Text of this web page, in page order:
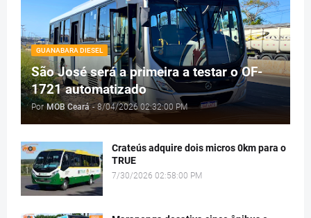
GUANABARA DIESEL
São José será a primeira a testar o OF-
1721 automatizado
Por MOB Ceará - 8/04/2026 02:32:00 PM
Crateús adquire dois micros 0km para o
TRUE
7/30/2026 02:58:00 PM